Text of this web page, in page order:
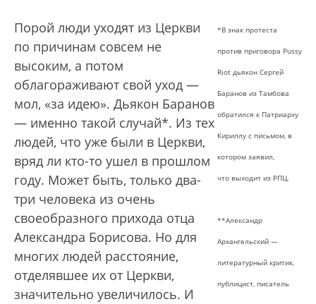
*В знак протеста
против приговора Pussy
Riot дьякон Сергей
Баранов из Тамбова
обратился к Патриарху
Кириллу с письмом, в
котором заявил,
что выходит из РПЦ.
**Александр
Архангельский —
литературный критик,
публицист, писатель
Порой люди уходят из Церкви
по причинам совсем не
высоким, а потом
облагораживают свой уход —
мол, «за идею». Дьякон Баранов
— именно такой случай*. Из тех
людей, что уже были в Церкви,
вряд ли кто-то ушел в прошлом
году. Может быть, только два-
три человека из очень
своеобразного прихода отца
Александра Борисова. Но для
многих людей расстояние,
отделявшее их от Церкви,
значительно увеличилось. И